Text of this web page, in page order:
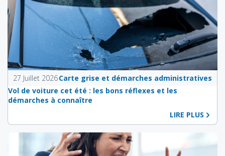
27 Juillet 2026Carte grise et démarches administratives
Vol de voiture cet été : les bons réflexes et les
démarches à connaître
LIRE PLUS